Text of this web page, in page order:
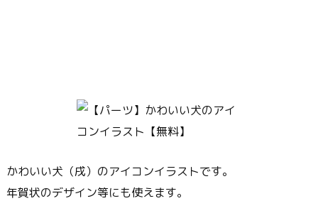
かわいい犬（戌）のアイコンイラストです。
年賀状のデザイン等にも使えます。